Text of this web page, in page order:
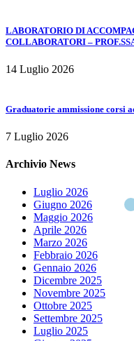
LABORATORIO DI
COLLABORATORI –
14 Luglio 2026
Graduatorie ammissione corsi
7 Luglio 2026
Archivio News
Luglio 2026
Giugno 2026
Maggio 2026
Aprile 2026
Marzo 2026
Febbraio 2026
Gennaio 2026
Dicembre 2025
Novembre 2025
Ottobre 2025
Settembre 2025
Luglio 2025